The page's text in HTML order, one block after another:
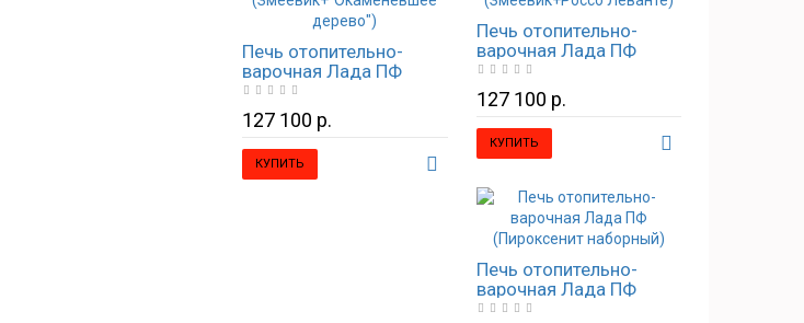
Печь отопительно-
варочная Лада ПФ
(Змеевик+"Окаменевшее
дерево")
127 100 р.
КУПИТЬ
Печь отопительно-
варочная Лада ПФ
(Змеевик+Россо
Леванте)
127 100 р.
КУПИТЬ
Печь отопительно-
варочная Лада ПФ
(Пироксенит наборный)